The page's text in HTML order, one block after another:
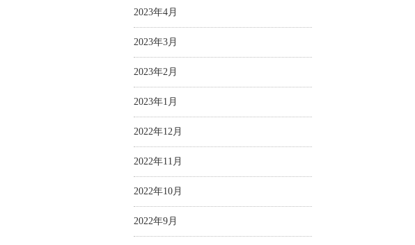
2023年4月
2023年3月
2023年2月
2023年1月
2022年12月
2022年11月
2022年10月
2022年9月